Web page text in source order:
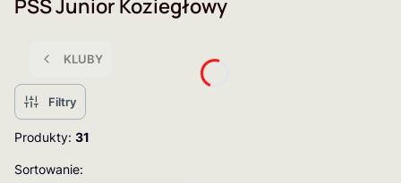
PSS Junior Koziegłowy
KLUBY
Filtry
Produkty: 31
Lista produktów
Sortowanie: